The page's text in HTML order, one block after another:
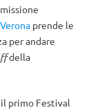
prende le
per andare
della
primo Festival